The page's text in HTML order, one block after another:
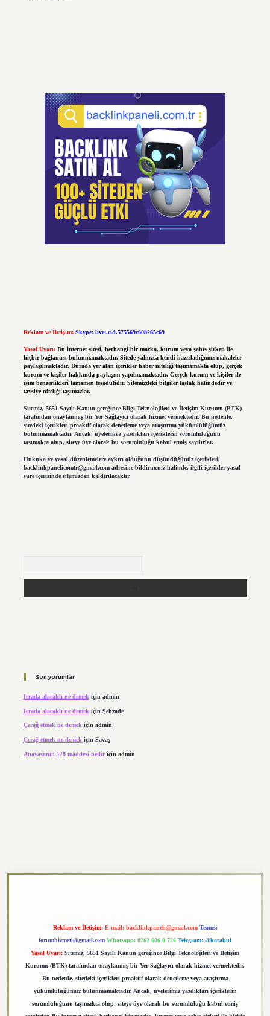
Reklam ve İletişim: Skype: live:.cid.575569c608265c69
Yasal Uyarı: Bu internet sitesi, herhangi bir marka, kurum veya şahıs şirketi ile
hiçbir bağlantısı bulunmamaktadır. Sitede yalnızca kendi hazırladığımız makaleler
paylaşılmaktadır. Burada yer alan içerikler haber niteliği taşımamakta olup, gerçek
kurum ve kişiler hakkında paylaşım yapılmamaktadır. Gerçek kurum ve kişiler ile
isim benzerlikleri tamamen tesadüfidir. Sitemizdeki bilgiler taslak halindedir ve
tavsiye niteliği taşımazlar.
Sitemiz, 5651 Sayılı Kanun gereğince Bilgi Teknolojileri ve İletişim Kurumu (BTK)
tarafından onaylanmış bir Yer Sağlayıcı olarak hizmet vermektedir. Bu nedenle,
sitedeki içerikleri proaktif olarak denetleme veya araştırma yükümlülüğümüz
bulunmamaktadır. Ancak, üyelerimiz yazdıkları içeriklerin sorumluluğunu
taşımakta olup, siteye üye olarak bu sorumluluğu kabul etmiş sayılırlar.
Hukuka ve yasal düzenlemelere aykırı olduğunu düşündüğünüz içerikleri,
backlinkpanelicomtr@gmail.comadresine bildirmeniz halinde, ilgili içerikler yasal
süre içerisinde sitemizden kaldırılacaktır.
Son yorumlar
Icrada alacaklı ne demek için admin
Icrada alacaklı ne demek için Şehzade
Çerağ etmek ne demekiçin admin
Çerağ etmek ne demek için Savaş
Anayasanın 178 maddesi nediriçin admin
Reklam ve İletişim: E-mail: backlinkpaneli@gmail.com Teams:
forumhizmeti@gmail.com Whatsapp: 0262 606 0 726 Telegram: @karabul
Yasal Uyarı: Sitemiz, 5651 Sayılı Kanun gereğince Bilgi Teknolojileri ve İletişim
Kurumu (BTK) tarafından onaylanmış bir Yer Sağlayıcı olarak hizmet vermektedir.
Bu nedenle, sitedeki içerikleri proaktif olarak denetleme veya araştırma
yükümlülüğümüz bulunmamaktadır. Ancak, üyelerimiz yazdıkları içeriklerin
sorumluluğunu taşımakta olup, siteye üye olarak bu sorumluluğu kabul etmiş